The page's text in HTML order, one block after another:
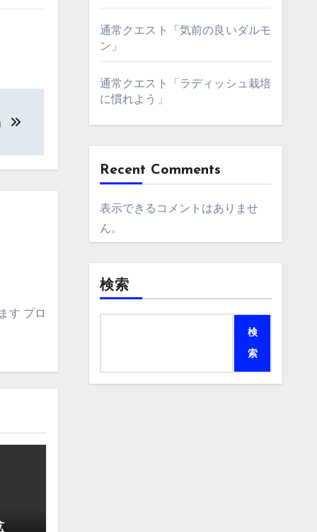
す プロ
通常クエスト「気前の良いダルモ
ン」
通常クエスト「ラディッシュ栽培
に慣れよう」
Recent Comments
表示できるコメントはありませ
ん。
検索
検
索